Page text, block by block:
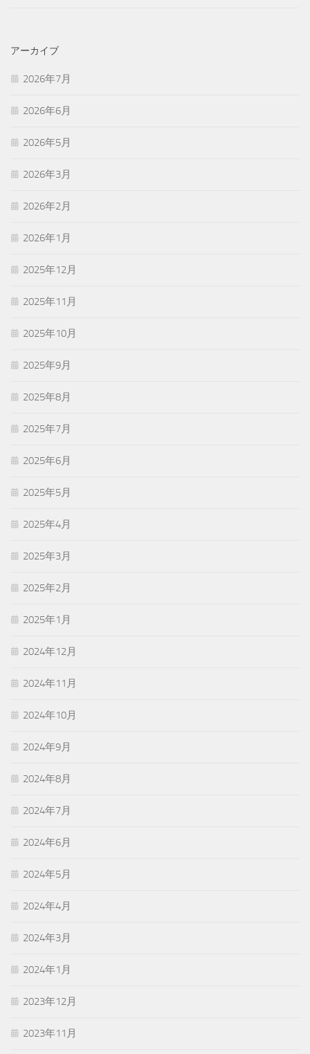
アーカイブ
2026年7月
2026年6月
2026年5月
2026年3月
2026年2月
2026年1月
2025年12月
2025年11月
2025年10月
2025年9月
2025年8月
2025年7月
2025年6月
2025年5月
2025年4月
2025年3月
2025年2月
2025年1月
2024年12月
2024年11月
2024年10月
2024年9月
2024年8月
2024年7月
2024年6月
2024年5月
2024年4月
2024年3月
2024年1月
2023年12月
2023年11月